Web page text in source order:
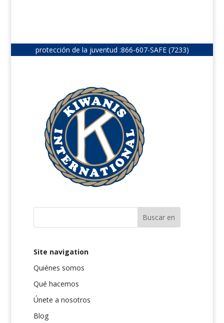
protección de la juventud :866-607-SAFE (7233)
Site navigation
Quiénes somos
Qué hacemos
Únete a nosotros
Blog